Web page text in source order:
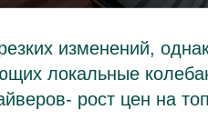
изменений,
локальные
рост цен на